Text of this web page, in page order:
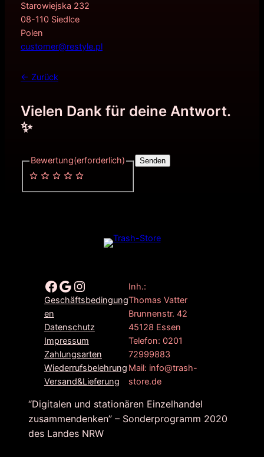
Starowiejska 232
08-110 Siedlce
Polen
customer@restyle.pl
← Zurück
Vielen Dank für deine Antwort.
✨
Bewertung(erforderlich) Senden
Facebook Google Instagram
Geschäftsbedingung
en
Datenschutz
Impressum
Zahlungsarten
Wiederrufsbelehrung
Versand&Lieferung
Inh.:
Thomas Vatter
Brunnenstr. 42
45128 Essen
Telefon: 0201
72999883
Mail: info@trash-
store.de
“Digitalen und stationären Einzelhandel
zusammendenken” – Sonderprogramm 2020
des Landes NRW